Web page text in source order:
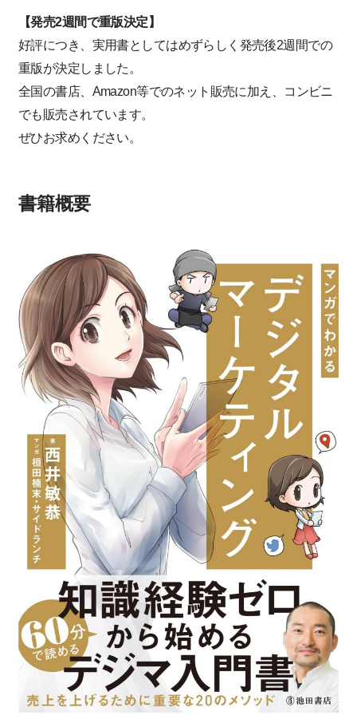
【発売2週間で重版決定】
好評につき、実用書としてはめずらしく発売後2週間での
重版が決定しました。
全国の書店、Amazon等でのネット販売に加え、コンビニ
でも販売されています。
ぜひお求めください。
書籍概要